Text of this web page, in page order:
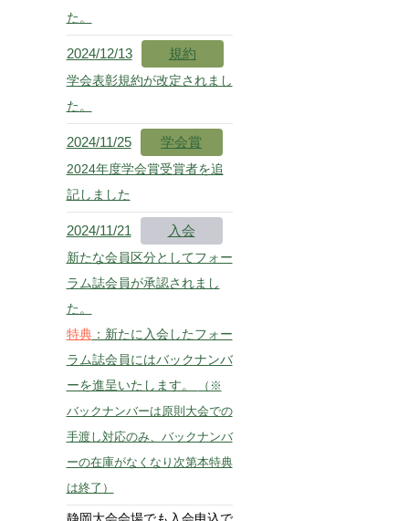
た。
2024/12/13 規約
学会表彰規約が改定されまし
た。
2024/11/25 学会賞
2024年度学会賞受賞者を追
記しました
2024/11/21 入会
新たな会員区分としてフォー
ラム誌会員が承認されまし
た。
特典：新たに入会したフォー
ラム誌会員にはバックナンバ
ーを進呈いたします。
（※
バックナンバーは原則大会での
手渡し対応のみ、バックナンバ
ーの在庫がなくなり次第本特典
は終了）
静岡大会会場でも入会申込で